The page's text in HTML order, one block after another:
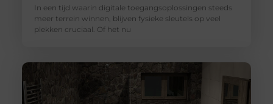
In een tijd waarin digitale toegangsoplossingen steeds
meer terrein winnen, blijven fysieke sleutels op veel
plekken cruciaal. Of het nu